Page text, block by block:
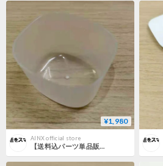
¥1,980
AINX official store
【送料込パーツ単品販売】AINX アイネクス Smart Rice Cooker 炊飯器 専用計量カップ